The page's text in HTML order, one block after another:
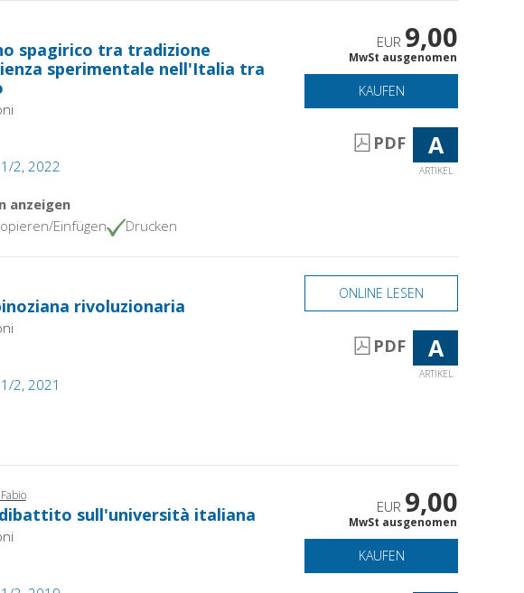
spagirico tra tradizione
sperimentale nell'Italia tra
2, 2022
anzeigen
Einfügen Drucken
EUR 9,00
MwSt ausgenomen
KAUFEN
PDF A
ARTIKEL
rivoluzionaria
2, 2021
ONLINE LESEN
PDF A
ARTIKEL
sull'università italiana EUR 9,00
MwSt ausgenomen
KAUFEN